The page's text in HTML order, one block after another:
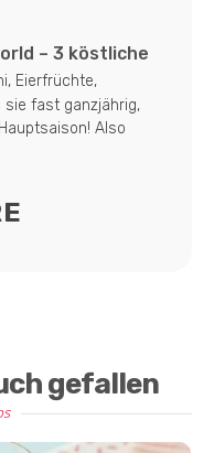
– 3 köstliche
Eierfrüchte,
sie fast ganzjährig,
Also
gefallen